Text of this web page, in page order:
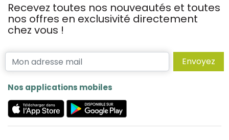
Recevez toutes nos nouveautés et toutes
nos offres en exclusivité directement
chez vous !
Envoyez
Nos applications mobiles